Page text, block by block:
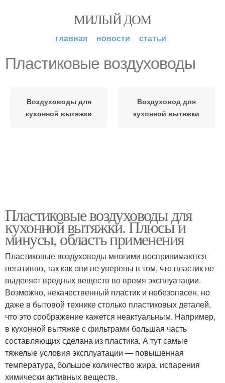
МИЛЫЙ ДОМ
главная новости статьи
Пластиковые воздуховоды
Воздуховоды для
кухонной вытяжки
Воздуховод для
кухонной вытяжки
Пластиковые воздуховоды для
кухонной вытяжки. Плюсы и
минусы, область применения
Пластиковые воздуховоды многими воспринимаются
негативно, так как они не уверены в том, что пластик не
выделяет вредных веществ во время эксплуатации.
Возможно, некачественный пластик и небезопасен, но
даже в бытовой технике столько пластиковых деталей,
что это соображение кажется неактуальным. Например,
в кухонной вытяжке с фильтрами большая часть
составляющих сделана из пластика. А тут самые
тяжелые условия эксплуатации — повышенная
температура, большое количество жира, испарения
химически активных веществ.